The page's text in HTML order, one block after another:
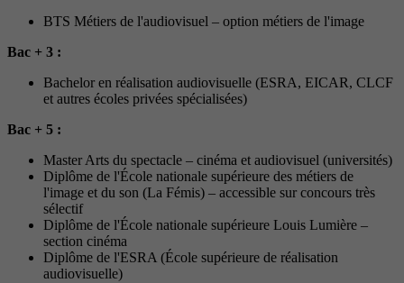
BTS Métiers de l'audiovisuel – option métiers de l'image
Bac + 3 :
Bachelor en réalisation audiovisuelle (ESRA, EICAR, CLCF
et autres écoles privées spécialisées)
Bac + 5 :
Master Arts du spectacle – cinéma et audiovisuel (universités)
Diplôme de l'École nationale supérieure des métiers de
l'image et du son (La Fémis) – accessible sur concours très
sélectif
Diplôme de l'École nationale supérieure Louis Lumière –
section cinéma
Diplôme de l'ESRA (École supérieure de réalisation
audiovisuelle)